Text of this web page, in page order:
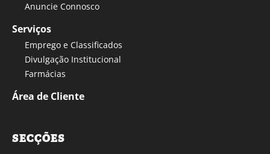
Anuncie Connosco
Serviços
Emprego e Classificados
Divulgação Institucional
Farmácias
Área de Cliente
SECÇÕES